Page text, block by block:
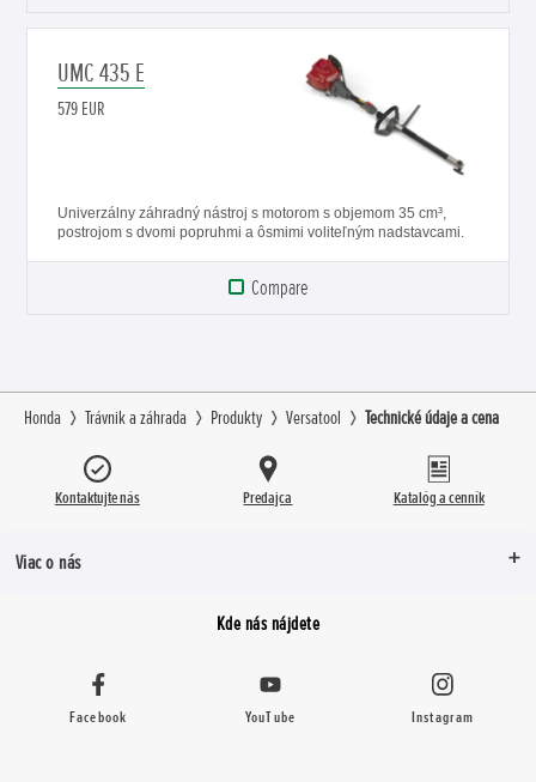
UMC 435 E
579 EUR
Univerzálny záhradný nástroj s motorom s objemom 35 cm³,
postrojom s dvomi popruhmi a ôsmimi voliteľným nadstavcami.
Compare
Honda Trávnik a záhrada Produkty Versatool Technické údaje a cena
Kontaktujte nás Predajca Katalóg a cenník
Viac o nás
Kde nás nájdete
Facebook YouTube Instagram